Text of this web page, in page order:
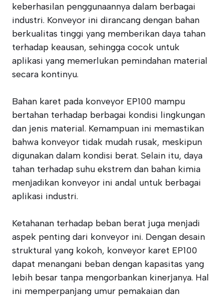
keberhasilan penggunaannya dalam berbagai
industri. Konveyor ini dirancang dengan bahan
berkualitas tinggi yang memberikan daya tahan
terhadap keausan, sehingga cocok untuk
aplikasi yang memerlukan pemindahan material
secara kontinyu.
Bahan karet pada konveyor EP100 mampu
bertahan terhadap berbagai kondisi lingkungan
dan jenis material. Kemampuan ini memastikan
bahwa konveyor tidak mudah rusak, meskipun
digunakan dalam kondisi berat. Selain itu, daya
tahan terhadap suhu ekstrem dan bahan kimia
menjadikan konveyor ini andal untuk berbagai
aplikasi industri.
Ketahanan terhadap beban berat juga menjadi
aspek penting dari konveyor ini. Dengan desain
struktural yang kokoh, konveyor karet EP100
dapat menangani beban dengan kapasitas yang
lebih besar tanpa mengorbankan kinerjanya. Hal
ini memperpanjang umur pemakaian dan